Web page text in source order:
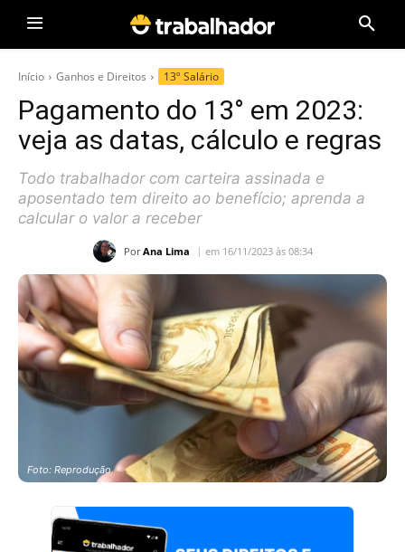
Início Ganhos e Direitos 13º Salário
Pagamento do 13° em 2023:
veja as datas, cálculo e regras
Todo trabalhador com carteira assinada e
aposentado tem direito ao benefício; aprenda a
calcular o valor a receber
Por Ana Lima em 16/11/2023 às 08:34
Foto: Reprodução